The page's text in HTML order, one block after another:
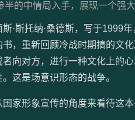
的中情局入手，展现一个强大
·斯托纳·桑德斯，写于1999
，重新回顾冷战时期搞的文
向对方，进行一种文化上的
这是场意识形态的战争。
家形象宣传的角度来看待这本